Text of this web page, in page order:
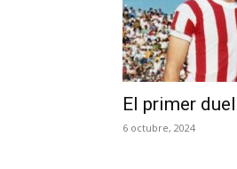
El primer
6 octubre, 2024